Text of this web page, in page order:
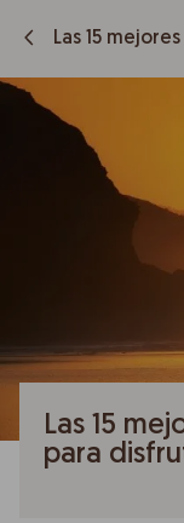
Las 15
para